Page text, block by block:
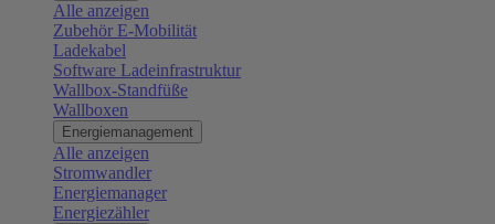
Alle anzeigen
Zubehör E-Mobilität
Ladekabel
Software Ladeinfrastruktur
Wallbox-Standfüße
Wallboxen
Energiemanagement
Alle anzeigen
Stromwandler
Energiemanager
Energiezähler